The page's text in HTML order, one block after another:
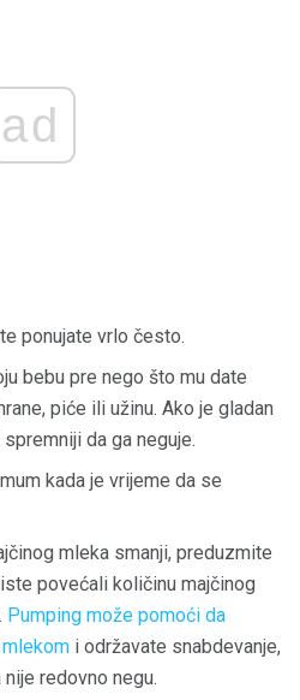
ad
ponujate vrlo često.
bebu pre nego što mu date
piće ili užinu. Ako je gladan
da ga neguje.
kada je vrijeme da se
mleka smanji, preduzmite
povećali količinu majčinog
Pumping može pomoći da
i održavate snabdevanje,
redovno negu.